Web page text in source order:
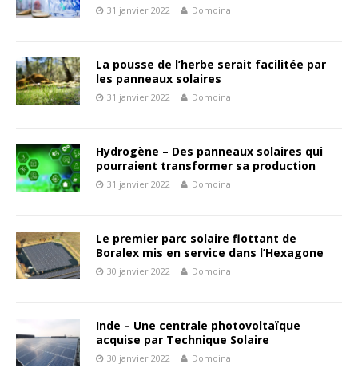
31 janvier 2022 Domoina
La pousse de l’herbe serait facilitée par
les panneaux solaires
31 janvier 2022 Domoina
Hydrogène – Des panneaux solaires qui
pourraient transformer sa production
31 janvier 2022 Domoina
Le premier parc solaire flottant de
Boralex mis en service dans l’Hexagone
30 janvier 2022 Domoina
Inde – Une centrale photovoltaïque
acquise par Technique Solaire
30 janvier 2022 Domoina